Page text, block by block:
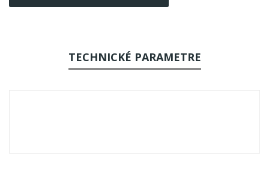
TECHNICKÉ PARAMETRE